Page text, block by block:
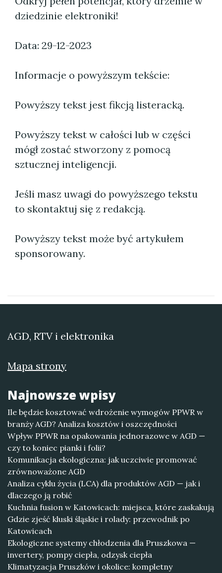
dziedzinie elektroniki!
Data: 29-12-2023
Informacje o powyższym tekście:
Powyższy tekst jest fikcją listeracką.
Powyższy tekst w całości lub w części
mógł zostać stworzony z pomocą
sztucznej inteligencji.
Jeśli masz uwagi do powyższego tekstu
to skontaktuj się z redakcją.
Powyższy tekst może być artykułem
sponsorowany.
AGD, RTV i elektronika
Mapa strony
Najnowsze wpisy
Ile będzie kosztować wdrożenie wymogów PPWR w
branży AGD? Analiza kosztów i oszczędności
Wpływ PPWR na opakowania jednorazowe w AGD —
czy to koniec pianki i folii?
Komunikacja ekologiczna: jak uczciwie promować
zrównoważone AGD
Analiza cyklu życia (LCA) dla produktów AGD — jak i
dlaczego ją robić
Kuchnia fusion w Katowicach: miejsca, które zaskakują
Gdzie zjeść kluski śląskie i rolady: przewodnik po
Katowicach
Ekologiczne systemy chłodzenia dla Pruszkowa —
invertery, pompy ciepła, odzysk ciepła
Klimatyzacja Pruszków i okolice: kompletny